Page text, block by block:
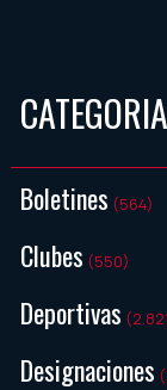
Boletines (564)
Clubes (550)
Deportivas
Designaciones